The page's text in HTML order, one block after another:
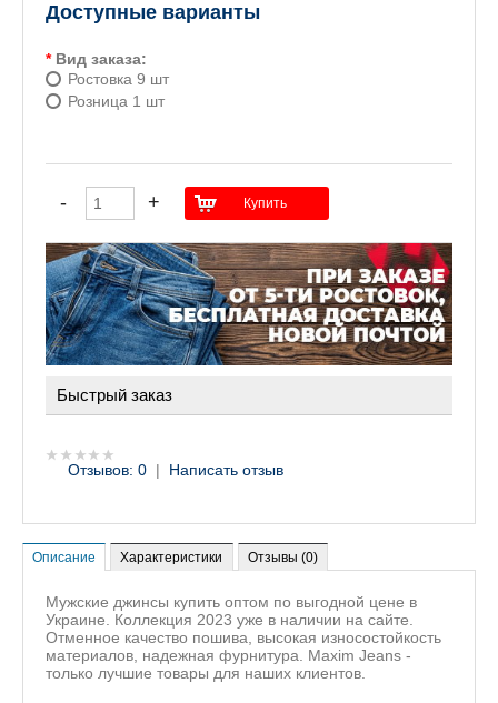
Доступные варианты
* Вид заказа:
Ростовка 9 шт
Розница 1 шт
Быстрый заказ
Отзывов: 0 | Написать отзыв
Описание Характеристики Отзывы (0)
Мужские джинсы купить оптом по выгодной цене в
Украине. Коллекция 2023 уже в наличии на сайте.
Отменное качество пошива, высокая износостойкость
материалов, надежная фурнитура. Maxim Jeans -
только лучшие товары для наших клиентов.